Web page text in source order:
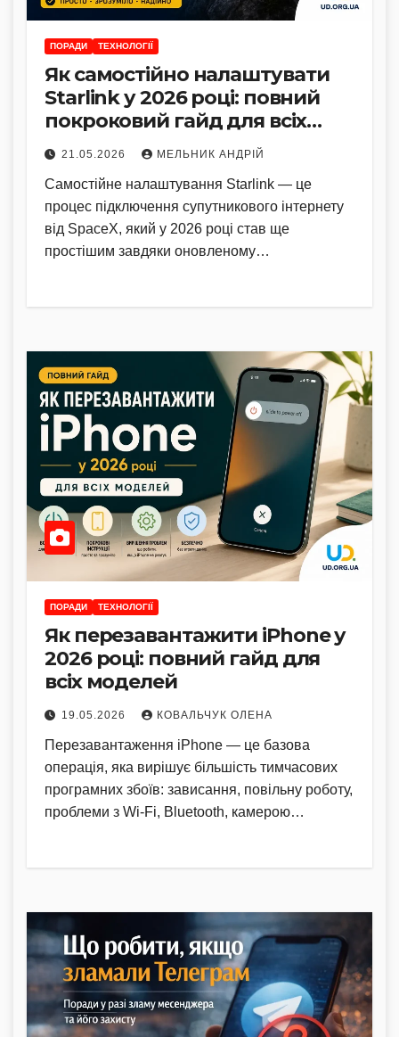
ПОРАДИ ТЕХНОЛОГІЇ
Як самостійно налаштувати
Starlink у 2026 році: повний
покроковий гайд для всіх
моделей
21.05.2026 МЕЛЬНИК АНДРІЙ
Самостійне налаштування Starlink — це
процес підключення супутникового інтернету
від SpaceX, який у 2026 році став ще
простішим завдяки оновленому…
ПОРАДИ ТЕХНОЛОГІЇ
Як перезавантажити iPhone у
2026 році: повний гайд для
всіх моделей
19.05.2026 КОВАЛЬЧУК ОЛЕНА
Перезавантаження iPhone — це базова
операція, яка вирішує більшість тимчасових
програмних збоїв: зависання, повільну роботу,
проблеми з Wi-Fi, Bluetooth, камерою…